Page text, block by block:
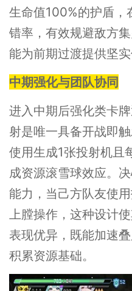
生命值100%的护盾，
错率，有效规避敌方
能为前期过渡提供坚实
中期强化与团队协同
进入中期后强化类卡
射是唯一具备开战即
使用生成1张投射机且
成资源滚雪球效应。
能力，当己方队友使
上膛操作，这种设计
表现优异，既能加速
积累资源基础。